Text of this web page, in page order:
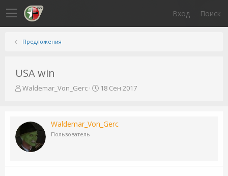
Вход Поиск
Предложения
USA win
А
р
т
е
м
Waldemar_Von_Gerc
Д
н
18 Сен 2017
Waldemar_Von_Gerc
Пользователь